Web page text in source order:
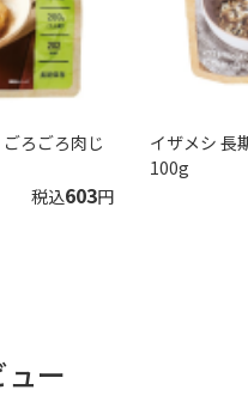
ろごろ肉じ
税込603円
イザメシ 長
100g
ー